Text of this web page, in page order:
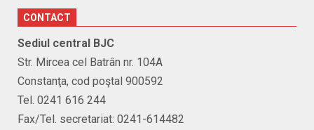
CONTACT
Sediul central BJC
Str. Mircea cel Batrân nr. 104A
Constanţa, cod poştal 900592
Tel. 0241 616 244
Fax/Tel. secretariat: 0241-614482